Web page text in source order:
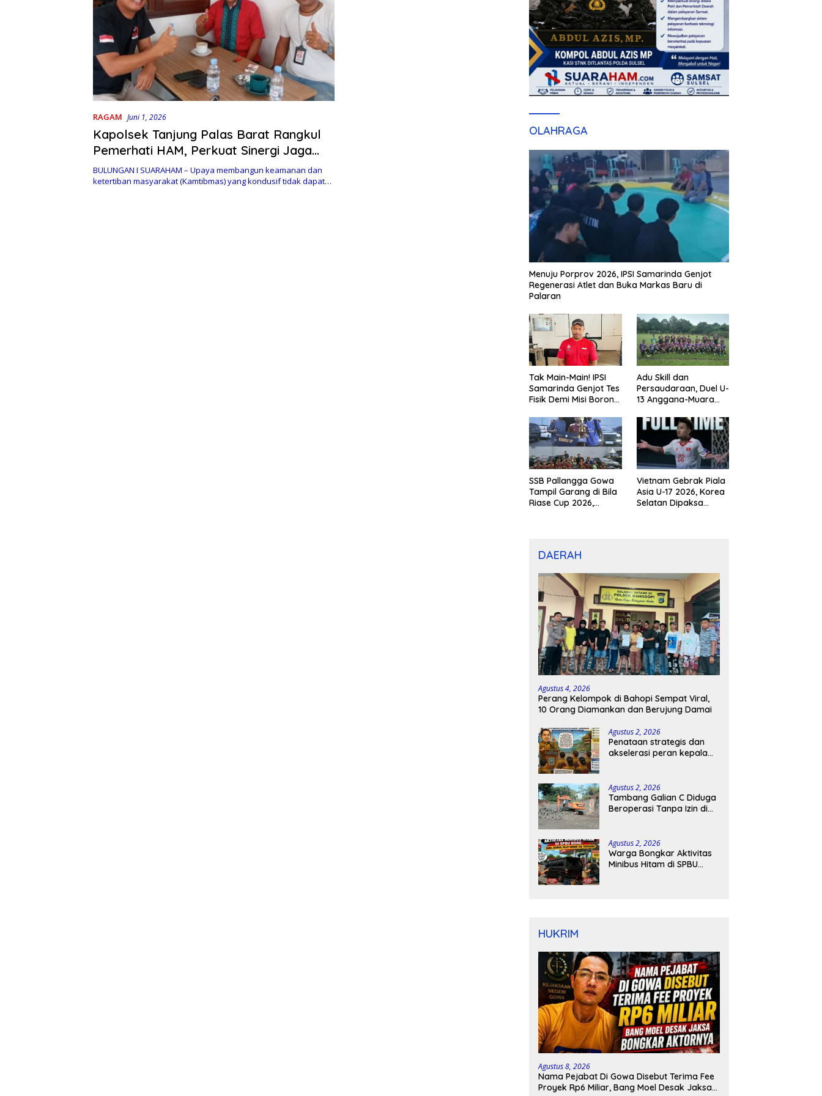
RAGAM Juni 1, 2026
Kapolsek Tanjung Palas Barat Rangkul
Pemerhati HAM, Perkuat Sinergi Jaga
Kamtibmas
BULUNGAN I SUARAHAM – Upaya membangun keamanan dan
ketertiban masyarakat (Kamtibmas) yang kondusif tidak dapat…
OLAHRAGA
Menuju Porprov 2026, IPSI Samarinda Genjot
Regenerasi Atlet dan Buka Markas Baru di
Palaran
Tak Main-Main! IPSI
Samarinda Genjot Tes
Fisik Demi Misi Borong
Kaltim 2026
Adu Skill dan
Persaudaraan, Duel U-
13 Anggana-Muara
Meriah
SSB Pallangga Gowa
Tampil Garang di Bila
Riase Cup 2026,
Vietnam Gebrak Piala
Asia U-17 2026, Korea
Selatan Dipaksa
DAERAH
Agustus 4, 2026
Perang Kelompok di Bahopi Sempat Viral,
10 Orang Diamankan dan Berujung Damai
Agustus 2, 2026
Penataan strategis dan
akselerasi peran kepala
Agustus 2, 2026
Tambang Galian C Diduga
Beroperasi Tanpa Izin di
Tangan
Agustus 2, 2026
Warga Bongkar Aktivitas
Minibus Hitam di SPBU
HUKRIM
Agustus 8, 2026
Nama Pejabat Di Gowa Disebut Terima Fee
Proyek Rp6 Miliar, Bang Moel Desak Jaksa